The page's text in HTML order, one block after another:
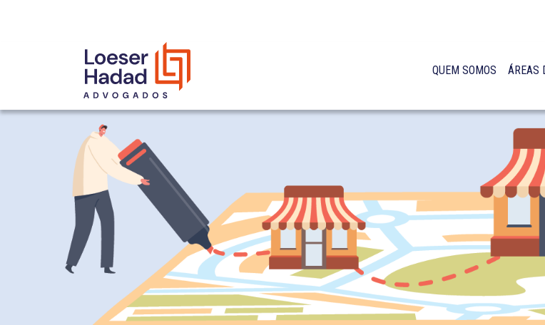
INTERNATIONAL NETWORK
PRÊMIOS
NOSSA EQUIPE
QUEM SOMOS
INTERNATIONAL
NOSSA EQUIPE
ÁREAS